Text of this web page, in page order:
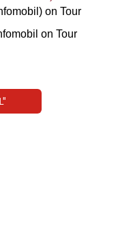
on Tour
on Tour